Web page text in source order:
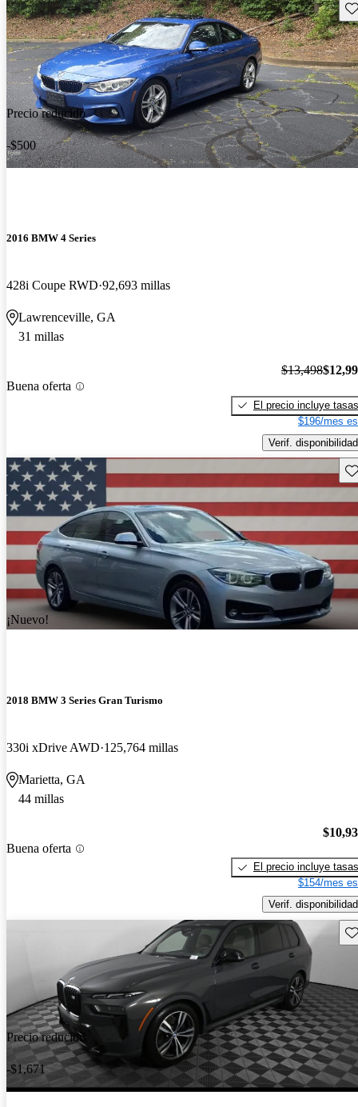
Precio reducido
-$500
2016 BMW 4 Series
428i Coupe RWD 92,693 millas
Lawrenceville, GA
31 millas
Buena oferta
$13,498
El precio incluye tasas
$196/mes
Verif. disponibilidad
¡Nuevo!
2018 BMW 3 Series Gran Turismo
330i xDrive AWD 125,764 millas
Marietta, GA
44 millas
Buena oferta
El precio incluye tasas
$154/mes
Verif. disponibilidad
Precio reducido
-$1,671